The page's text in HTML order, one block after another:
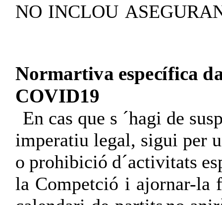
NO INCLOU
Normartiva específica d
COVID19
En cas que s ´hagi de
imperatiu legal, sigui per
o prohibició d´activitats es
la Competció i ajornar-la